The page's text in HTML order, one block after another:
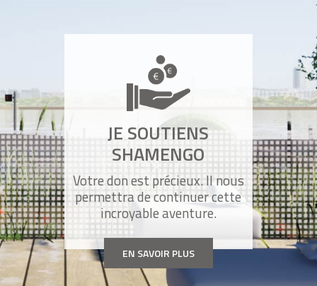
JE SOUTIENS
SHAMENGO
Votre don est précieux. Il nous
permettra de continuer cette
incroyable aventure.
EN SAVOIR PLUS